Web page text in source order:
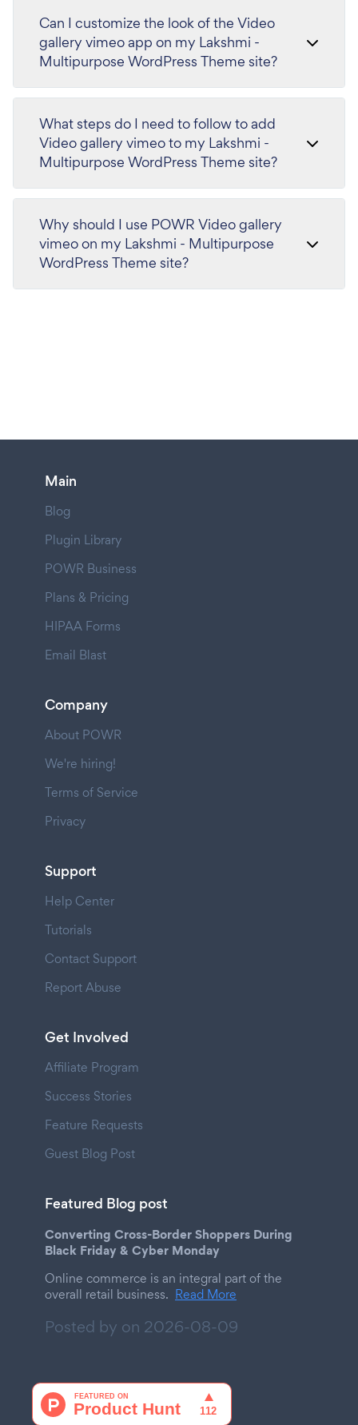
Can I customize the look of the Video
gallery vimeo app on my Lakshmi -
Multipurpose WordPress Theme site?
What steps do I need to follow to add
Video gallery vimeo to my Lakshmi -
Multipurpose WordPress Theme site?
Why should I use POWR Video gallery
vimeo on my Lakshmi - Multipurpose
WordPress Theme site?
Main
Blog
Plugin Library
POWR Business
Plans & Pricing
HIPAA Forms
Email Blast
Company
About POWR
We're hiring!
Terms of Service
Privacy
Support
Help Center
Tutorials
Contact Support
Report Abuse
Get Involved
Affiliate Program
Success Stories
Feature Requests
Guest Blog Post
Featured Blog post
Converting Cross-Border Shoppers During
Black Friday & Cyber Monday
Online commerce is an integral part of the
overall retail business. Read More
Posted by on 2026-08-09